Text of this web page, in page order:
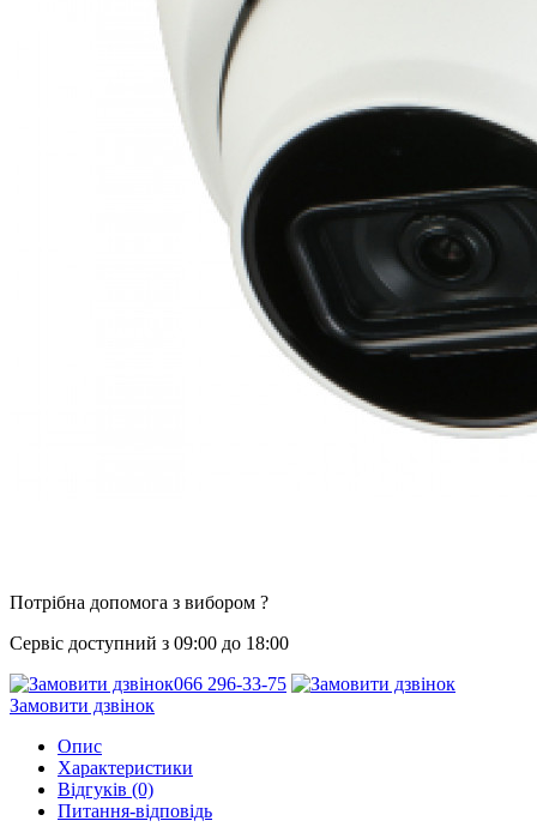
Потрібна допомога з вибором ?
Сервіс доступний з 09:00 до 18:00
066 296-33-75
Замовити дзвінок
Опис
Характеристики
Відгуків (0)
Питання-відповідь